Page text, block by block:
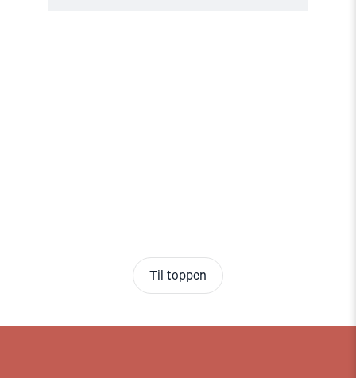
Til toppen